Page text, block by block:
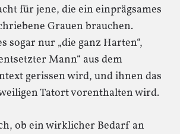
für jene, die ein einprägsames
Grauen brauchen.
sogar nur „die ganz Harten“,
Mann“ aus dem
gerissen wird, und ihnen das
Tatort vorenthalten wird.
ob ein wirklicher Bedarf an